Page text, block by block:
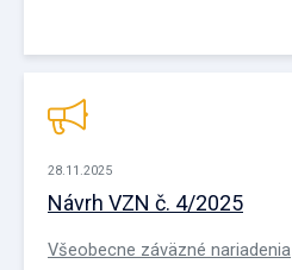
28.11.2025
Návrh VZN č. 4/2025
Všeobecne záväzné nariadenia